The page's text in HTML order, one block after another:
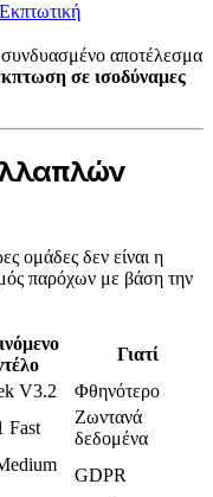
Εκπτωτική
αποτέλεσμα
σε ισοδύναμες
ομάδες δεν είναι η
παρόχων με βάση την
Γιατί
V3.2
Φθηνότερο
Fast
Ζωντανά
δεδομένα
GDPR